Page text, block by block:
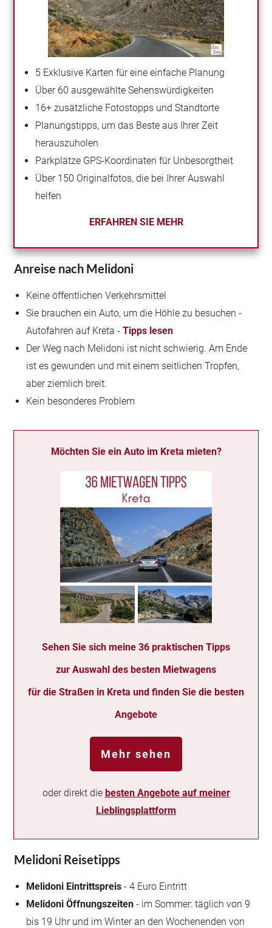
5 Exklusive Karten für eine einfache Planung
Über 60 ausgewählte Sehenswürdigkeiten
16+ zusätzliche Fotostopps und Standtorte
Planungstipps, um das Beste aus Ihrer Zeit
herauszuholen
Parkplätze GPS-Koordinaten für Unbesorgtheit
Über 150 Originalfotos, die bei Ihrer Auswahl
helfen
ERFAHREN SIE MEHR
Anreise nach Melidoni
Keine öffentlichen Verkehrsmittel
Sie brauchen ein Auto, um die Höhle zu besuchen -
Autofahren auf Kreta -Tipps lesen
Der Weg nach Melidoni ist nicht schwierig. Am Ende
ist es gewunden und mit einem seitlichen Tropfen,
aber ziemlich breit.
Kein besonderes Problem
Möchten Sie ein Auto im Kreta mieten?
Sehen Sie sich meine 36 praktischen Tipps
zur Auswahl des besten Mietwagens
für die Straßen in Kreta und finden Sie die besten
Angebote
Mehr sehen
oder direkt die besten Angebote auf meiner
Lieblingsplattform
Melidoni Reisetipps
Melidoni Eintrittspreis - 4 Euro Eintritt
Melidoni Öffnungszeiten - im Sommer: täglich von 9
bis 19 Uhr und im Winter an den Wochenenden von